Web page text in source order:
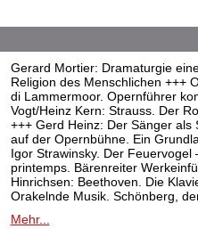
Gerard Mortier: Dramaturgie
Religion des Menschlichen +++
di Lammermoor. Opernführer
Vogt/Heinz Kern: Strauss. Der
+++ Gerd Heinz: Der Sänger als
auf der Opernbühne. Ein
Igor Strawinsky. Der
printemps. Bärenreiter
Hinrichsen: Beethoven. Die
Orakelnde Musik. Schönberg,
Mehr...